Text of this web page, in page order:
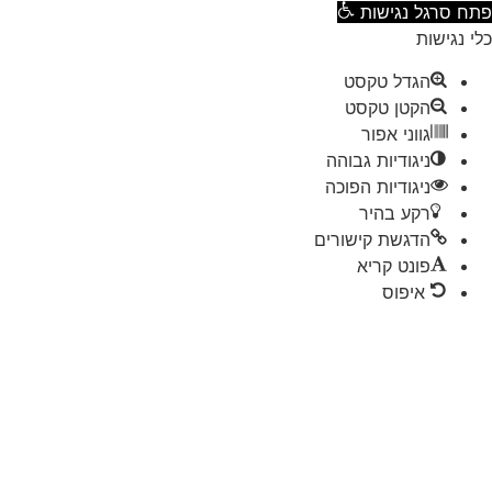
סרגל נגישות
נגישות
הגדל טקסט
הקטן טקסט
גווני אפור
ניגודיות גבוהה
ניגודיות הפוכה
רקע בהיר
הדגשת קישורים
פונט קריא
איפוס